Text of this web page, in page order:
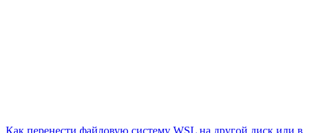
Как перенести файловую систему WSL на другой диск или в